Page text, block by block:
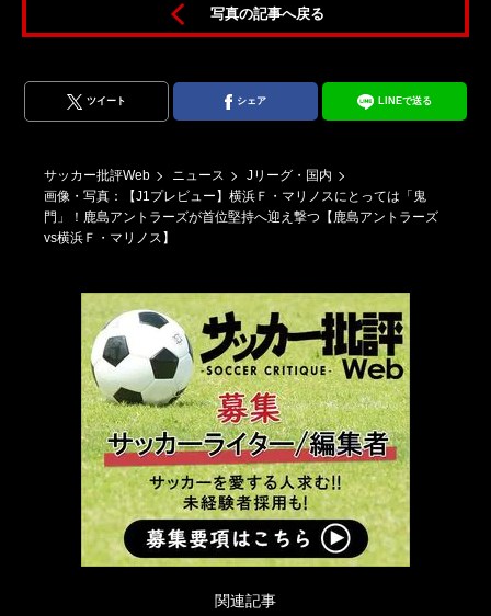
写真の記事へ戻る
ツイート シェア LINEで送る
サッカー批評Web ニュース
Jリーグ・国内
画像・写真：【J1プレビュー】横浜Ｆ・マリノスにとっては「鬼
門」！鹿島アントラーズが首位堅持へ迎え撃つ【鹿島アントラーズ
vs横浜Ｆ・マリノス】
関連記事